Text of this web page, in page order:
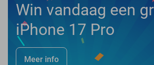
Win vandaag een
iPhone 17 Pro
Meer info